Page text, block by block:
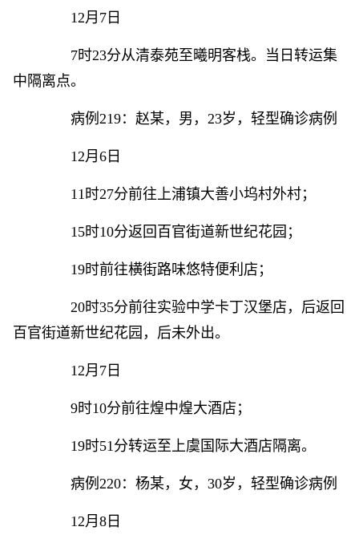
12月7日
7时23分从清泰苑至曦明客栈。当日转运集
中隔离点。
病例219：赵某，男，23岁，轻型确诊病例
12月6日
11时27分前往上浦镇大善小坞村外村；
15时10分返回百官街道新世纪花园；
19时前往横街路味悠特便利店；
20时35分前往实验中学卡丁汉堡店，后返回
百官街道新世纪花园，后未外出。
12月7日
9时10分前往煌中煌大酒店；
19时51分转运至上虞国际大酒店隔离。
病例220：杨某，女，30岁，轻型确诊病例
12月8日